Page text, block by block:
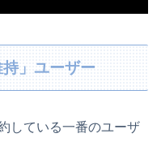
」ユーザー
している一番のユーザ